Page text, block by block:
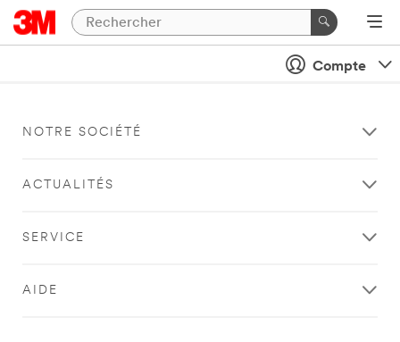
Compte
NOTRE SOCIÉTÉ
ACTUALITÉS
SERVICE
AIDE